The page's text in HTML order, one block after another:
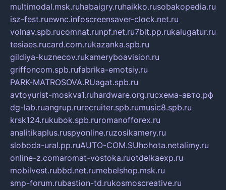
multimodal.msk.ruhabaigry.ruhaikko.rusobakopedia.ru
isz-fest.ruewnc.infoscreensaver-clock.net.ru
volnav.spb.rucomnat.runpf.net.ru7bit.pp.rukalugatur.ru
tesiaes.rucard.com.rukazanka.spb.ru
gildiya-kuznecov.rukameryboavision.ru
griffoncom.spb.rufabrika-emotsiy.ru
PARK-MATROSOVA.RUagat.spb.ru
avtoyurist-moskva1.ruhardware.org.ruсхема-авто.рф
dg-lab.ruangrup.rurecruiter.spb.rumusic8.spb.ru
krsk124.rukubok.spb.ruromanofforex.ru
analitikaplus.ruspyonline.ruzosikamery.ru
sloboda-ural.pp.ruAUTO-COM.SUhohota.netalimy.ru
online-z.comaromat-vostoka.ruotdelkaexp.ru
mobilvest.rubbd.net.rumebelshop.msk.ru
smp-forum.rubastion-td.rukosmoscreative.ru